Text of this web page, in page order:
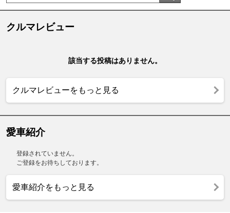
クルマレビュー
該当する投稿はありません。
クルマレビューをもっと見る
愛車紹介
登録されていません。
ご登録をお待ちしております。
愛車紹介をもっと見る